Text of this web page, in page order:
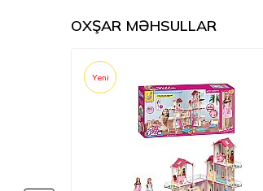
OXŞAR MƏHSULLAR
Yeni